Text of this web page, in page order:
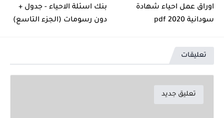
اوراق عمل احياء شهادة
سودانية 2020 pdf
بنك اسئلة الاحياء - جدول +
دون رسومات (الجزء التاسع)
تعليقات
تعليق جديد